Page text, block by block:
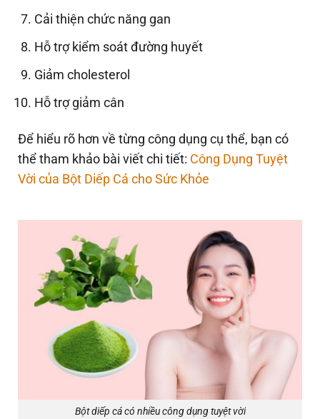
Cải thiện chức năng gan
Hỗ trợ kiểm soát đường huyết
Giảm cholesterol
Hỗ trợ giảm cân
Để hiểu rõ hơn về từng công dụng cụ thể, bạn có
thể tham khảo bài viết chi tiết: Công Dụng Tuyệt
Vời của Bột Diếp Cá cho Sức Khỏe
Bột diếp cá có nhiều công dụng tuyệt vời